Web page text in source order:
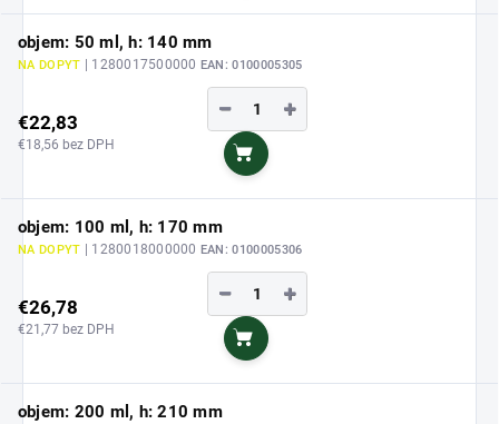
objem: 50 ml, h: 140 mm
NA DOPYT | 1280017500000 EAN: 0100005305
€22,83
€18,56 bez DPH
+
−
Do košíka
objem: 100 ml, h: 170 mm
NA DOPYT | 1280018000000 EAN: 0100005306
€26,78
€21,77 bez DPH
+
−
Do košíka
objem: 200 ml, h: 210 mm